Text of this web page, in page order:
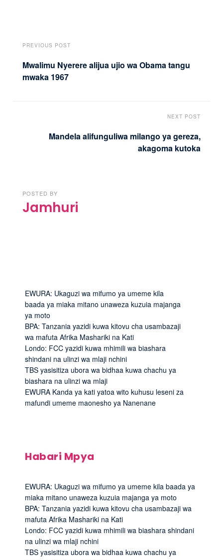
PREVIOUS POST
Mwalimu Nyerere alijua ujio wa Obama tangu
mwaka 1967
NEXT POST
Mandela alifunguliwa milango ya gereza,
akagoma kutoka
POSTED BY
Jamhuri
EWURA: Ukaguzi wa mifumo ya umeme kila
baada ya miaka mitano unaweza kuzuia majanga
ya moto
BPA: Tanzania yazidi kuwa kitovu cha usambazaji
wa mafuta Afrika Mashariki na Kati
Londo: FCC yazidi kuwa mhimili wa biashara
shindani na ulinzi wa mlaji nchini
TBS yasisitiza ubora wa bidhaa kuwa chachu ya
biashara na ulinzi wa mlaji
EWURA Kanda ya kati yatoa wito kuhusu leseni za
mafundi umeme maonesho ya Nanenane
Habari Mpya
EWURA: Ukaguzi wa mifumo ya umeme kila baada ya
miaka mitano unaweza kuzuia majanga ya moto
BPA: Tanzania yazidi kuwa kitovu cha usambazaji wa
mafuta Afrika Mashariki na Kati
Londo: FCC yazidi kuwa mhimili wa biashara shindani
na ulinzi wa mlaji nchini
TBS yasisitiza ubora wa bidhaa kuwa chachu ya